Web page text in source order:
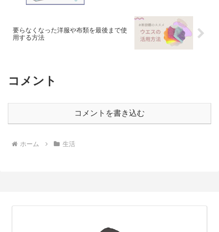
要らなくなった洋服や布類を最後まで使
用する方法
コメント
コメントを書き込む
ホーム 生活